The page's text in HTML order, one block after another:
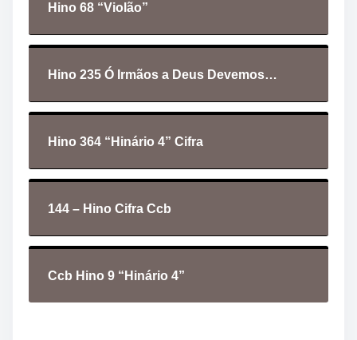
u
Hino 68 “Violão”
Hino 235 Ó Irmãos a Deus Devemos…
Hino 364 “Hinário 4” Cifra
144 – Hino Cifra Ccb
Ccb Hino 9 “Hinário 4”